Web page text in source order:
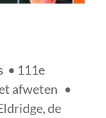
• 111e
afweten •
de